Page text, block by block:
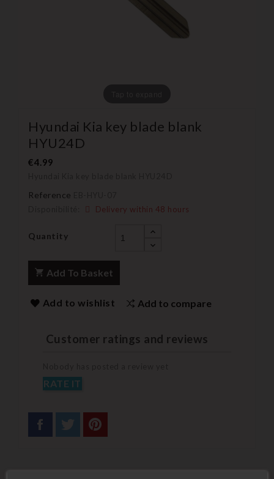
Hyundai Kia key blade blank
HYU24D
€4.99
Reference
Delivery within 48 hours
Quantity
Add To Basket
Add to wishlist Add to compare
Customer ratings and reviews
RATE IT